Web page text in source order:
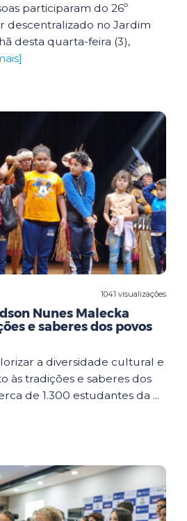
participaram do 26º
descentralizado no Jardim
desta quarta-feira (3),
1041 visualizações
Nunes Malecka
e saberes dos povos
a diversidade cultural e
às tradições e saberes dos
de 1.300 estudantes da ...